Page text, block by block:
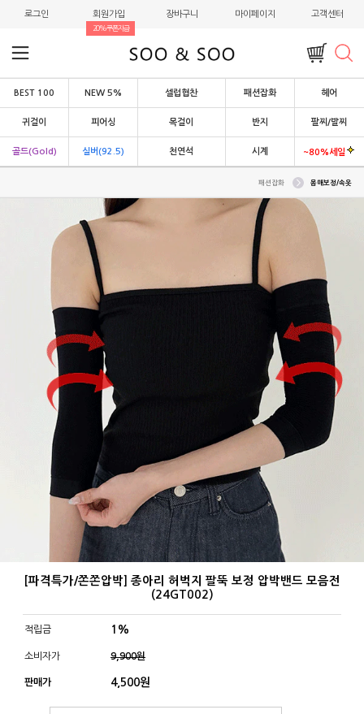
로그인 회원가입
20%쿠폰지급
장바구니 마이페이지 고객센터
BEST 100 NEW 5% 셀럽협찬 패션잡화 헤어
귀걸이 피어싱 목걸이 반지 팔찌/발찌
골드(Gold) 실버(92.5) 천연석 시계 ~80%세일
패션잡화 몸매보정/속옷
[파격특가/쫀쫀압박] 종아리 허벅지 팔뚝 보정 압박밴드 모음전
(24GT002)
적립금 1%
소비자가 9,900원
판매가 4,500원